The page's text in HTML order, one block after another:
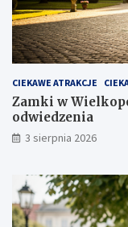
CIEKAWE ATRAKCJE
Zamki w
odwiedzenia
3 sierpnia 2026